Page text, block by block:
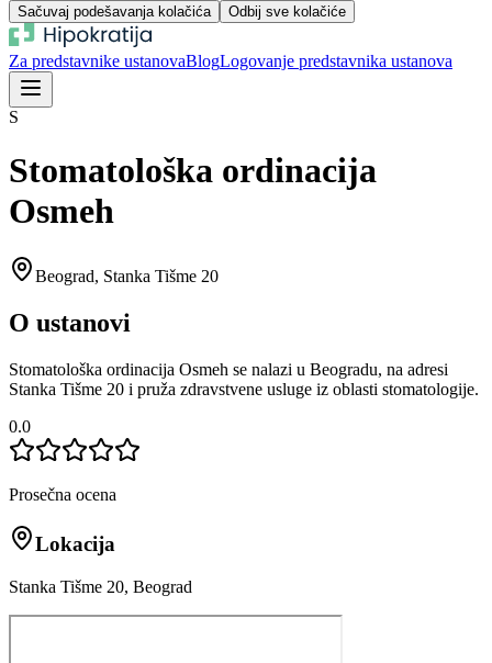
Sačuvaj podešavanja kolačića Odbij sve kolačiće
Za predstavnike ustanovaBlogLogovanje predstavnika ustanova
S
Stomatološka ordinacija
Osmeh
Beograd, Stanka Tišme 20
O ustanovi
Stomatološka ordinacija Osmeh se nalazi u Beogradu, na adresi
Stanka Tišme 20 i pruža zdravstvene usluge iz oblasti stomatologije.
0.0
Prosečna ocena
Lokacija
Stanka Tišme 20, Beograd